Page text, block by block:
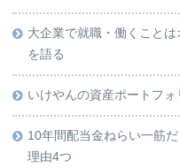
大企業で就職・働くこと
を語る
いけやんの資産ポートフォ
10年間配当金ねらい一筋
理由4つ